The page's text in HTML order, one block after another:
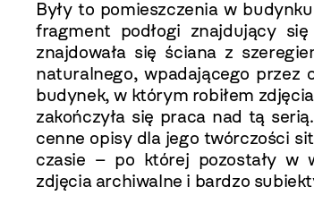
Były to pomieszczenia w
fragment podłogi znajdujący
znajdowała się ściana z
naturalnego, wpadającego przez
budynek, w którym robiłem
zakończyła się praca nad tą
cenne opisy dla jego twórczości
czasie – po której pozostały w
zdjęcia archiwalne i bardzo